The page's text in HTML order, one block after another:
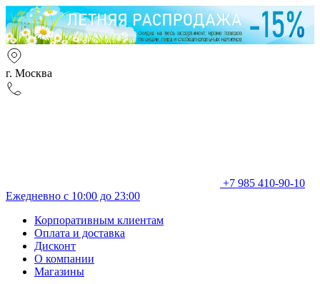
г. Москва
+7 985 410-90-10
Ежедневно с 10:00 до 23:00
Корпоративным клиентам
Оплата и доставка
Дисконт
О компании
Магазины